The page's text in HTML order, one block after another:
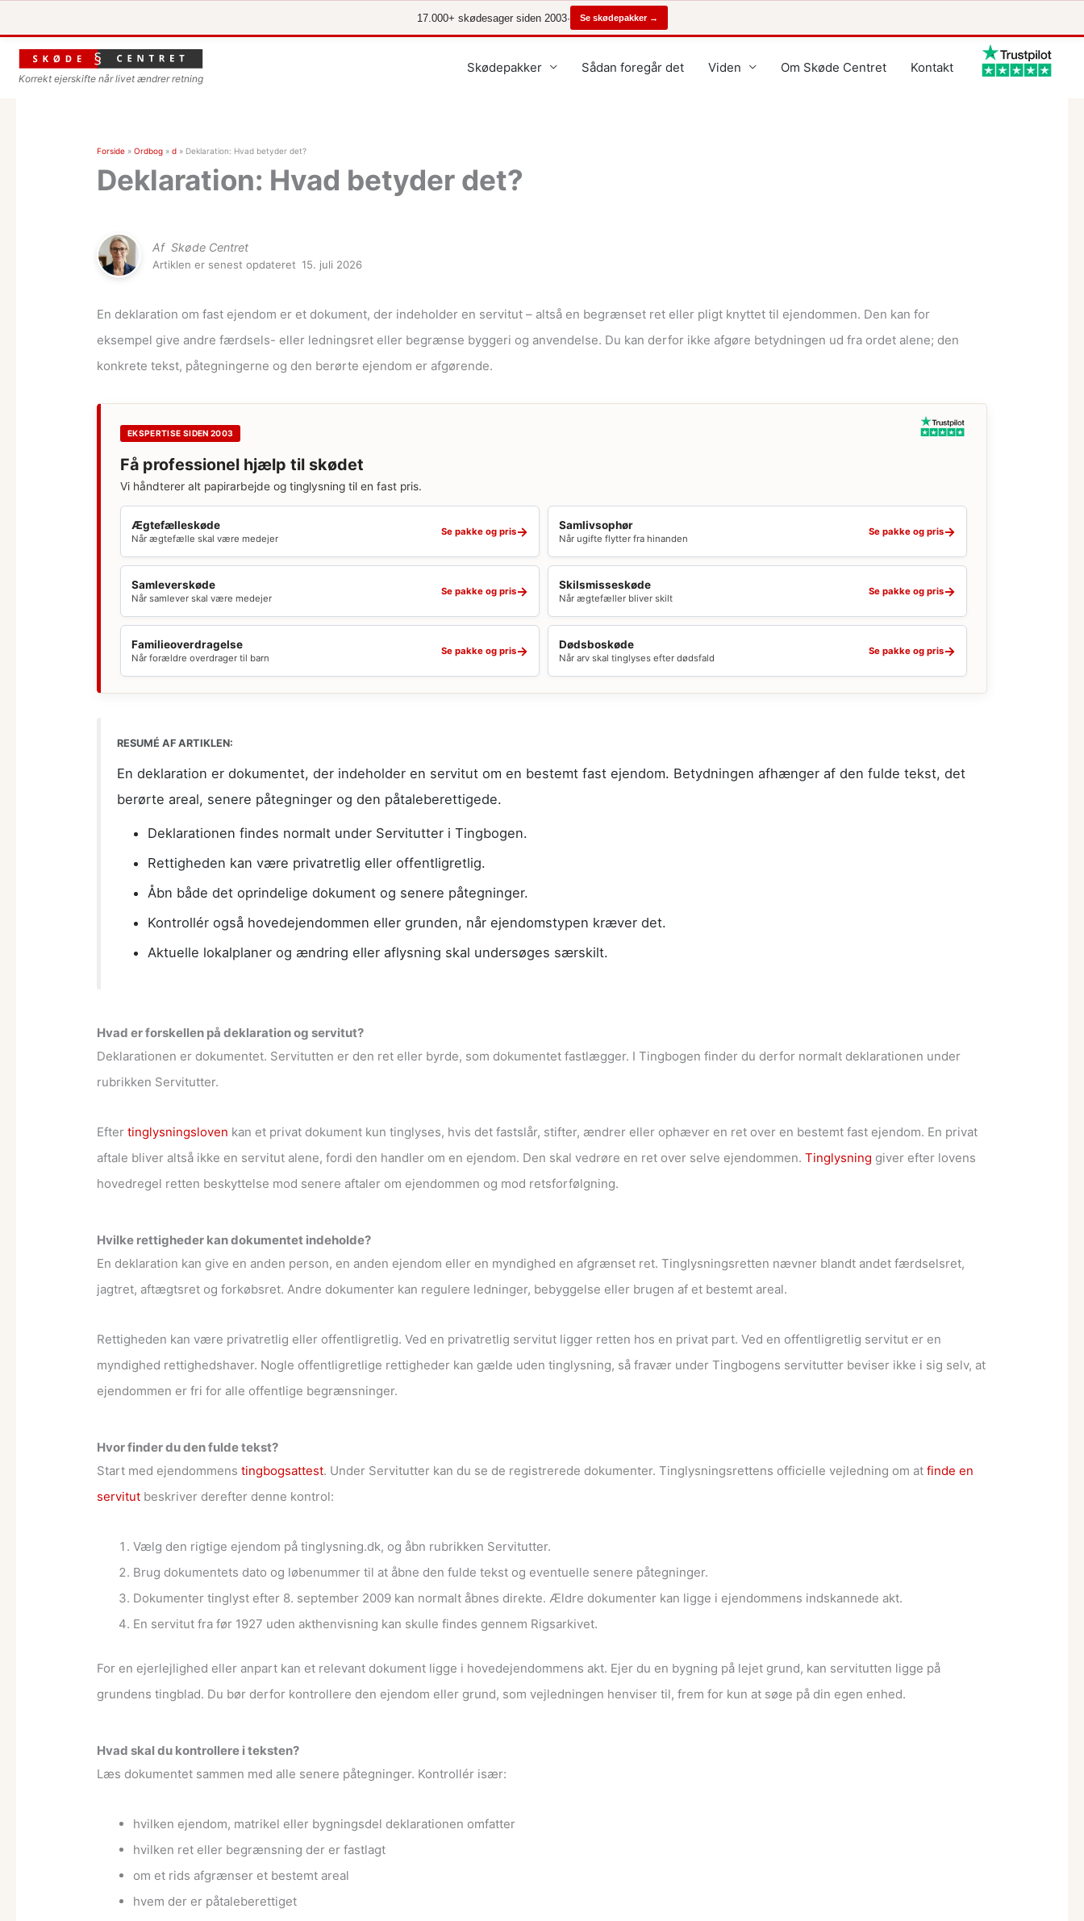
17.000+ skødesager siden 2003· Se skødepakker →
Korrekt ejerskifte når livet ændrer retning
Skødepakker Sådan foregår det Viden Om Skøde Centret Kontakt
Forside »Ordbog »d » Deklaration: Hvad betyder det?
Deklaration: Hvad betyder det?
Af Skøde Centret
Artiklen er senest opdateret 15. juli 2026
En deklaration om fast ejendom er et dokument, der indeholder en servitut – altså en begrænset ret eller pligt knyttet til ejendommen. Den kan for
eksempel give andre færdsels- eller ledningsret eller begrænse byggeri og anvendelse. Du kan derfor ikke afgøre betydningen ud fra ordet alene; den
konkrete tekst, påtegningerne og den berørte ejendom er afgørende.
EKSPERTISE SIDEN 2003
Få professionel hjælp til skødet
Vi håndterer alt papirarbejde og tinglysning til en fast pris.
Ægtefælleskøde
Når ægtefælle skal være medejer
Se pakke og pris→ Samlivsophør
Når ugifte flytter fra hinanden
Se pakke og pris→
Samleverskøde
Når samlever skal være medejer
Se pakke og pris→ Skilsmisseskøde
Når ægtefæller bliver skilt
Se pakke og pris→
Familieoverdragelse
Når forældre overdrager til barn
Se pakke og pris→ Dødsboskøde
Når arv skal tinglyses efter dødsfald
Se pakke og pris→
RESUMÉ AF ARTIKLEN:
En deklaration er dokumentet, der indeholder en servitut om en bestemt fast ejendom. Betydningen afhænger af den fulde tekst, det
berørte areal, senere påtegninger og den påtaleberettigede.
Deklarationen findes normalt under Servitutter i Tingbogen.
Rettigheden kan være privatretlig eller offentligretlig.
Åbn både det oprindelige dokument og senere påtegninger.
Kontrollér også hovedejendommen eller grunden, når ejendomstypen kræver det.
Aktuelle lokalplaner og ændring eller aflysning skal undersøges særskilt.
Hvad er forskellen på deklaration og servitut?
Deklarationen er dokumentet. Servitutten er den ret eller byrde, som dokumentet fastlægger. I Tingbogen finder du derfor normalt deklarationen under
rubrikken Servitutter.
Eftertinglysningsloven kan et privat dokument kun tinglyses, hvis det fastslår, stifter, ændrer eller ophæver en ret over en bestemt fast ejendom. En privat
aftale bliver altså ikke en servitut alene, fordi den handler om en ejendom. Den skal vedrøre en ret over selve ejendommen.Tinglysning giver efter lovens
hovedregel retten beskyttelse mod senere aftaler om ejendommen og mod retsforfølgning.
Hvilke rettigheder kan dokumentet indeholde?
En deklaration kan give en anden person, en anden ejendom eller en myndighed en afgrænset ret. Tinglysningsretten nævner blandt andet færdselsret,
jagtret, aftægtsret og forkøbsret. Andre dokumenter kan regulere ledninger, bebyggelse eller brugen af et bestemt areal.
Rettigheden kan være privatretlig eller offentligretlig. Ved en privatretlig servitut ligger retten hos en privat part. Ved en offentligretlig servitut er en
myndighed rettighedshaver. Nogle offentligretlige rettigheder kan gælde uden tinglysning, så fravær under Tingbogens servitutter beviser ikke i sig selv, at
ejendommen er fri for alle offentlige begrænsninger.
Hvor finder du den fulde tekst?
Start med ejendommenstingbogsattest. Under Servitutter kan du se de registrerede dokumenter. Tinglysningsrettens officielle vejledning om atfinde en
servitut beskriver derefter denne kontrol:
Vælg den rigtige ejendom på tinglysning.dk, og åbn rubrikken Servitutter.
Brug dokumentets dato og løbenummer til at åbne den fulde tekst og eventuelle senere påtegninger.
Dokumenter tinglyst efter 8. september 2009 kan normalt åbnes direkte. Ældre dokumenter kan ligge i ejendommens indskannede akt.
En servitut fra før 1927 uden akthenvisning kan skulle findes gennem Rigsarkivet.
For en ejerlejlighed eller anpart kan et relevant dokument ligge i hovedejendommens akt. Ejer du en bygning på lejet grund, kan servitutten ligge på
grundens tingblad. Du bør derfor kontrollere den ejendom eller grund, som vejledningen henviser til, frem for kun at søge på din egen enhed.
Hvad skal du kontrollere i teksten?
Læs dokumentet sammen med alle senere påtegninger. Kontrollér især:
hvilken ejendom, matrikel eller bygningsdel deklarationen omfatter
hvilken ret eller begrænsning der er fastlagt
om et rids afgrænser et bestemt areal
hvem der er påtaleberettiget